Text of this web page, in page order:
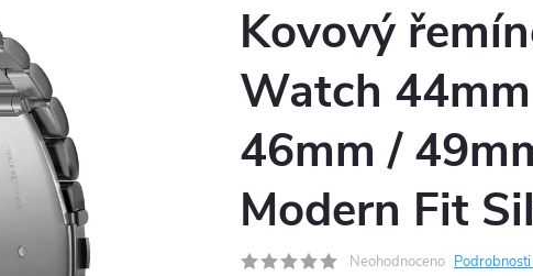
Kovový
Watch
46mm /
Modern Fit
Neohodnoceno